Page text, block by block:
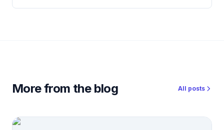
More from the blog All posts